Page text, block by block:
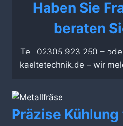
Haben Sie
beraten
Tel. 02305 923 250 –
kaeltetechnik.de – wir
Präzise Kühlung